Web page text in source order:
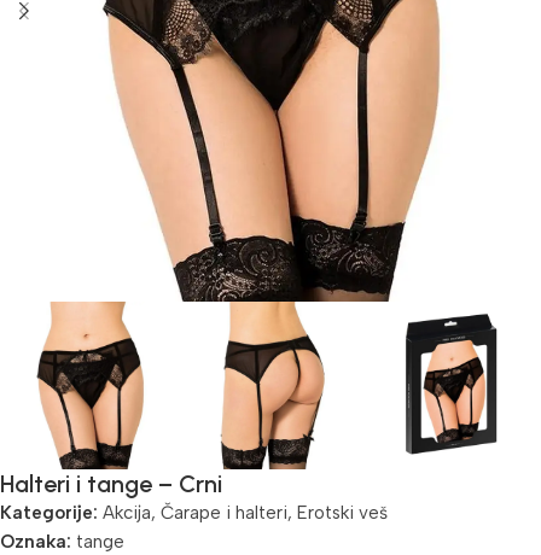
Halteri i tange – Crni
Kategorije: Akcija, Čarape i halteri, Erotski veš
Oznaka: tange